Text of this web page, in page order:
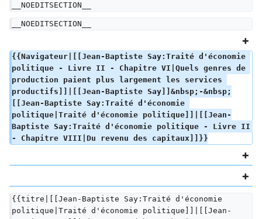
__NOEDITSECTION__
__NOEDITSECTION__
{{Navigateur|[[Jean-Baptiste Say:Traité d'économie
politique - Livre II - Chapitre VI|Quels genres de
production paient plus largement les services
productifs]]|[[Jean-Baptiste Say]]&nbsp;-&nbsp;
[[Jean-Baptiste Say:Traité d'économie
politique|Traité d'économie politique]]|[[Jean-
Baptiste Say:Traité d'économie politique - Livre II
- Chapitre VIII|Du revenu des capitaux]]}}
{{titre|[[Jean-Baptiste Say:Traité d'économie
politique|Traité d'économie politique]]|[[Jean-